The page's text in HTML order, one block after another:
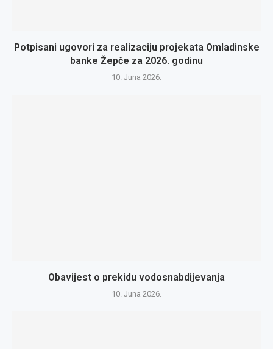
Potpisani ugovori za realizaciju projekata Omladinske
banke Žepče za 2026. godinu
10. Juna 2026.
Obavijest o prekidu vodosnabdijevanja
10. Juna 2026.